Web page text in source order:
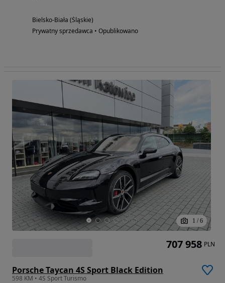
Bielsko-Biała (Śląskie)
Prywatny sprzedawca • Opublikowano
1 / 6
Porsche Taycan 4S Sport Black Edition
598 KM • 4S Sport Turismo
707 958 PLN